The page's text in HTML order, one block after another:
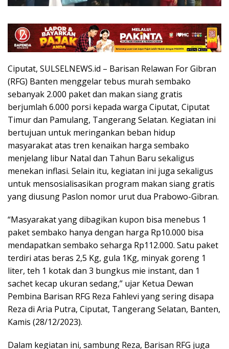
Ciputat, SULSELNEWS.id – Barisan Relawan For Gibran
(RFG) Banten menggelar tebus murah sembako
sebanyak 2.000 paket dan makan siang gratis
berjumlah 6.000 porsi kepada warga Ciputat, Ciputat
Timur dan Pamulang, Tangerang Selatan. Kegiatan ini
bertujuan untuk meringankan beban hidup
masyarakat atas tren kenaikan harga sembako
menjelang libur Natal dan Tahun Baru sekaligus
menekan inflasi. Selain itu, kegiatan ini juga sekaligus
untuk mensosialisasikan program makan siang gratis
yang diusung Paslon nomor urut dua Prabowo-Gibran.
“Masyarakat yang dibagikan kupon bisa menebus 1
paket sembako hanya dengan harga Rp10.000 bisa
mendapatkan sembako seharga Rp112.000. Satu paket
terdiri atas beras 2,5 Kg, gula 1Kg, minyak goreng 1
liter, teh 1 kotak dan 3 bungkus mie instant, dan 1
sachet kecap ukuran sedang,” ujar Ketua Dewan
Pembina Barisan RFG Reza Fahlevi yang sering disapa
Reza di Aria Putra, Ciputat, Tangerang Selatan, Banten,
Kamis (28/12/2023).
Dalam kegiatan ini, sambung Reza, Barisan RFG juga